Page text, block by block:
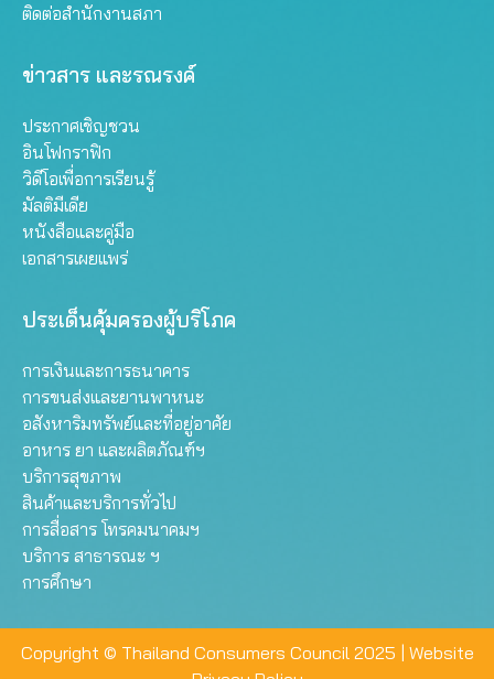
ติดต่อสำนักงานสภา
ข่าวสาร และรณรงค์
ประกาศเชิญชวน
อินโฟกราฟิก
วิดีโอเพื่อการเรียนรู้
มัลติมีเดีย
หนังสือและคู่มือ
เอกสารเผยแพร่
ประเด็นคุ้มครองผู้บริโภค
การเงินและการธนาคาร
การขนส่งและยานพาหนะ
อสังหาริมทรัพย์และที่อยู่อาศัย
อาหาร ยา และผลิตภัณฑ์ฯ
บริการสุขภาพ
สินค้าและบริการทั่วไป
การสื่อสาร โทรคมนาคมฯ
บริการ สาธารณะ ฯ
การศึกษา
Copyright © Thailand Consumers Council 2025 | Website